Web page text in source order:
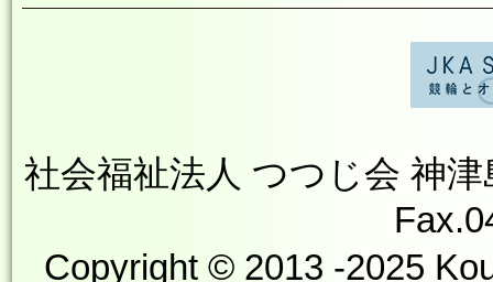
社会福祉法人 つつじ会 神
Copyright © 2013 -2025